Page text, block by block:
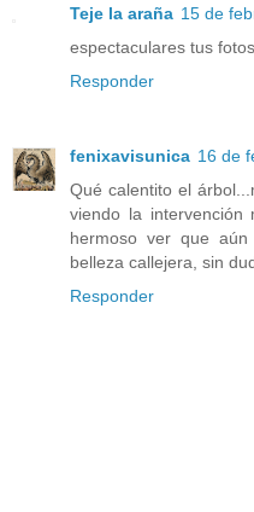
Teje la araña 15 de
espectaculares tus
Responder
fenixavisunica 16 de
Qué calentito el
viendo la intervención
hermoso ver que
belleza callejera, sin
Responder